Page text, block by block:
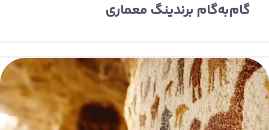
گام‌به‌گام برندینگ معماری